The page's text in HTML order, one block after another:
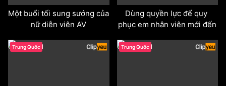
Một buổi tối sung sướng của
nữ diễn viên AV
Dùng quyền lực để quy
phục em nhân viên mới đến
Trung Quốc
odd Trung Quốc
odd